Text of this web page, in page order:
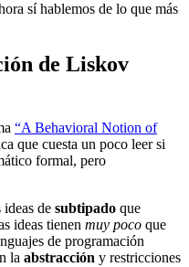
sí hablemos de lo que más
de Liskov
“A Behavioral Notion of
que cuesta un poco leer si
formal, pero
ideas de subtipado que
ideas tienen muy poco que
de programación
la abstracción y restricciones